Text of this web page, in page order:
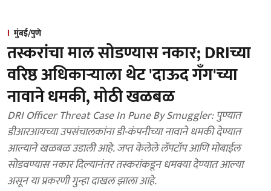
मुंबई/पुणे
तस्करांचा माल सोडण्यास नकार; DRIच्या
वरिष्ठ अधिकाऱ्याला थेट 'दाऊद गँग'च्या
नावाने धमकी, मोठी खळबळ
DRI Officer Threat Case In Pune By Smuggler: पुण्यात
डीआरआयच्या उपसंचालकांना डी-कंपनीच्या नावाने धमकी देण्यात
आल्याने खळबळ उडाली आहे. जप्त केलेले लॅपटॉप आणि मोबाईल
सोडवण्यास नकार दिल्यानंतर तस्करांकडून धमक्या देण्यात आल्या
असून या प्रकरणी गुन्हा दाखल झाला आहे.